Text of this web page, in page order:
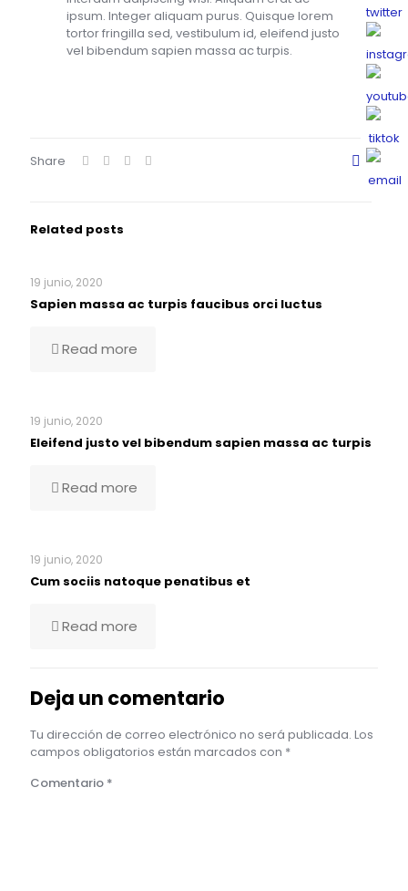
ipsum. Integer aliquam purus. Quisque lorem
tortor fringilla sed, vestibulum id, eleifend justo
vel bibendum sapien massa ac turpis.
Share 0
Related posts
19 junio, 2020
Sapien massa ac turpis faucibus orci luctus
Read more
19 junio, 2020
Eleifend justo vel bibendum sapien massa ac turpis
Read more
19 junio, 2020
Cum sociis natoque penatibus et
Read more
Deja un comentario
Tu dirección de correo electrónico no será publicada. Los
campos obligatorios están marcados con *
Comentario *